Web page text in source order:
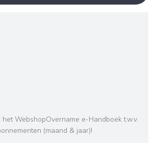
WebshopOvername e-Handboek t.w.v.
(maand & jaar)!